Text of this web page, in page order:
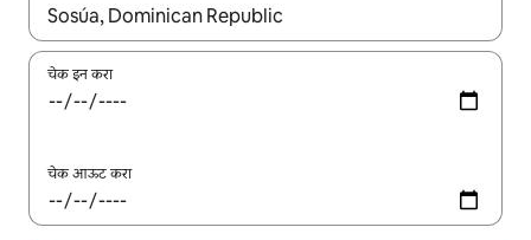
जेव्हा परिणाम उपलब्ध असतील, तेव्हा वरच्या आणि खाली बाणांच्या किजसह
चेक इन करा
चेक आऊट करा